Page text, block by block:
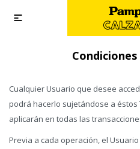

Cualquier Usuario que desee
podrá hacerlo sujetándose a éstos
aplicarán en todas las
Previa a cada operación, el